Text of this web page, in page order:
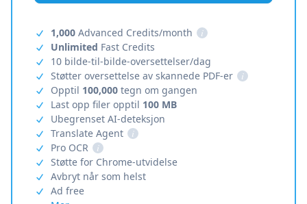
1,000 Advanced Credits/month
i
Unlimited Fast Credits
10 bilde-til-bilde-oversettelser/dag
Støtter oversettelse av skannede PDF-er
i
Opptil 100,000 tegn om gangen
Last opp filer opptil 100 MB
Ubegrenset AI-deteksjon
Translate Agent
i
Pro OCR
i
Støtte for Chrome-utvidelse
Avbryt når som helst
Ad free